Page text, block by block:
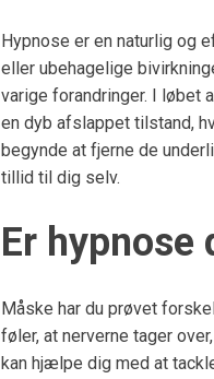
Hypnose er en naturlig og
eller ubehagelige
varige forandringer. I løbet
en dyb afslappet tilstand,
begynde at fjerne de
tillid til dig selv.
Er hypnose
Måske har du prøvet
føler, at nerverne tager
kan hjælpe dig med at